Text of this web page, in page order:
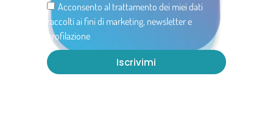
Acconsento al trattamento dei miei dati
raccolti ai fini di marketing, newsletter e
profilazione
Iscrivimi